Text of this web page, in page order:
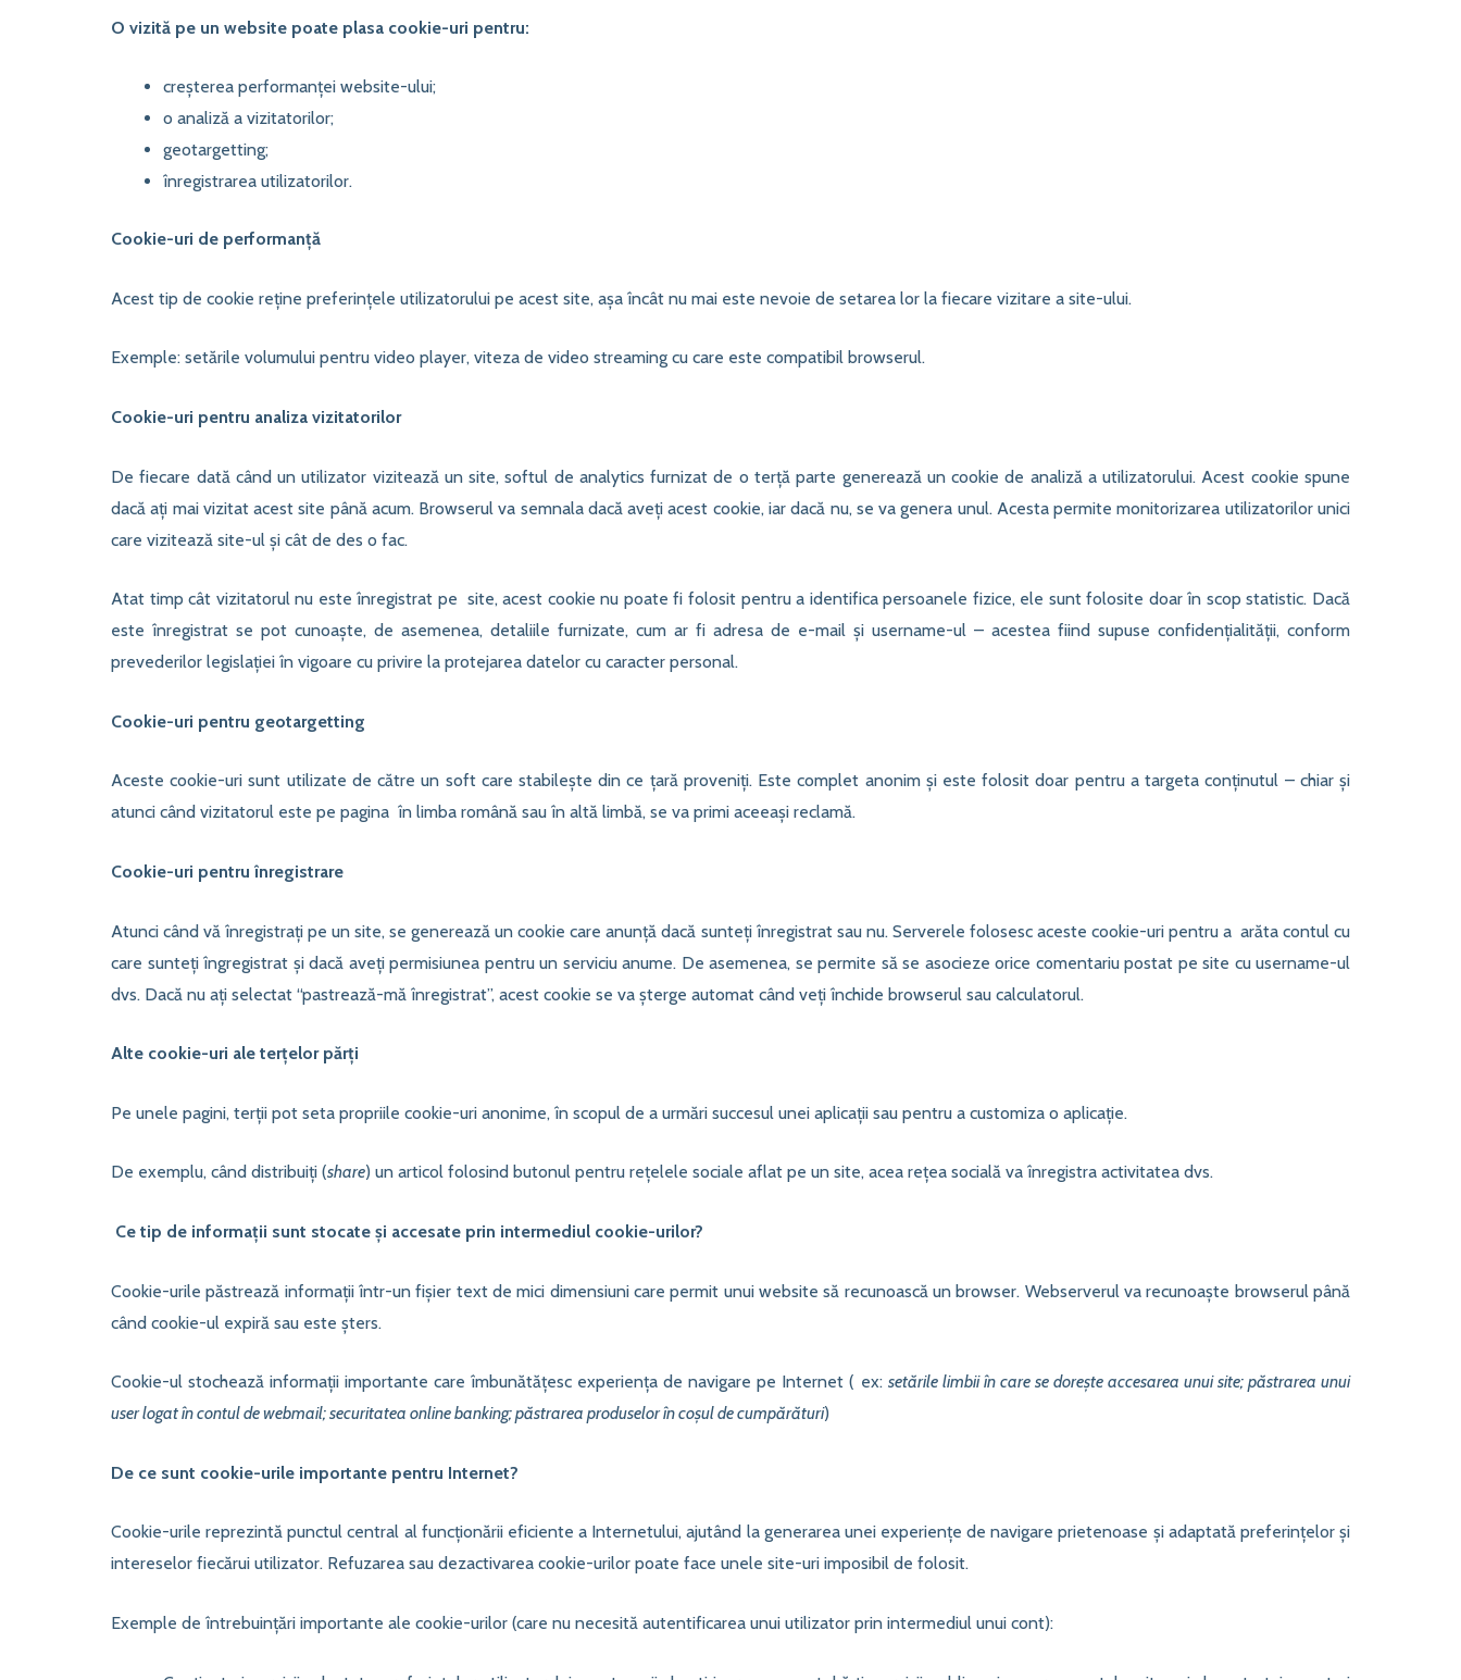
O vizită pe un website poate plasa cookie-uri pentru:
creșterea performanței website-ului;
o analiză a vizitatorilor;
geotargetting;
înregistrarea utilizatorilor.
Cookie-uri de performanță
Acest tip de cookie reține preferințele utilizatorului pe acest site, așa încât nu mai este nevoie de setarea lor la fiecare vizitare a site-ului.
Exemple: setările volumului pentru video player, viteza de video streaming cu care este compatibil browserul.
Cookie-uri pentru analiza vizitatorilor
De fiecare dată când un utilizator vizitează un site, softul de analytics furnizat de o terță parte generează un cookie de analiză a utilizatorului. Acest cookie spune
dacă ați mai vizitat acest site până acum. Browserul va semnala dacă aveți acest cookie, iar dacă nu, se va genera unul. Acesta permite monitorizarea utilizatorilor unici
care vizitează site-ul și cât de des o fac.
Atat timp cât vizitatorul nu este înregistrat pe site, acest cookie nu poate fi folosit pentru a identifica persoanele fizice, ele sunt folosite doar în scop statistic. Dacă
este înregistrat se pot cunoaște, de asemenea, detaliile furnizate, cum ar fi adresa de e-mail și username-ul – acestea fiind supuse confidențialității, conform
prevederilor legislației în vigoare cu privire la protejarea datelor cu caracter personal.
Cookie-uri pentru geotargetting
Aceste cookie-uri sunt utilizate de către un soft care stabilește din ce țară proveniți. Este complet anonim și este folosit doar pentru a targeta conținutul – chiar și
atunci când vizitatorul este pe pagina în limba română sau în altă limbă, se va primi aceeași reclamă.
Cookie-uri pentru înregistrare
Atunci când vă înregistrați pe un site, se generează un cookie care anunță dacă sunteți înregistrat sau nu. Serverele folosesc aceste cookie-uri pentru a arăta contul cu
care sunteți îngregistrat și dacă aveți permisiunea pentru un serviciu anume. De asemenea, se permite să se asocieze orice comentariu postat pe site cu username-ul
dvs. Dacă nu ați selectat “pastrează-mă înregistrat”, acest cookie se va șterge automat când veți închide browserul sau calculatorul.
Alte cookie-uri ale terțelor părți
Pe unele pagini, terții pot seta propriile cookie-uri anonime, în scopul de a urmări succesul unei aplicații sau pentru a customiza o aplicație.
De exemplu, când distribuiți (share) un articol folosind butonul pentru rețelele sociale aflat pe un site, acea rețea socială va înregistra activitatea dvs.
Ce tip de informații sunt stocate și accesate prin intermediul cookie-urilor?
Cookie-urile păstrează informații într-un fișier text de mici dimensiuni care permit unui website să recunoască un browser. Webserverul va recunoaște browserul până
când cookie-ul expiră sau este șters.
Cookie-ul stochează informații importante care îmbunătățesc experiența de navigare pe Internet ( ex: setările limbii în care se dorește accesarea unui site; păstrarea unui
user logat în contul de webmail; securitatea online banking; păstrarea produselor în coșul de cumpărături)
De ce sunt cookie-urile importante pentru Internet?
Cookie-urile reprezintă punctul central al funcționării eficiente a Internetului, ajutând la generarea unei experiențe de navigare prietenoase și adaptată preferințelor și
intereselor fiecărui utilizator. Refuzarea sau dezactivarea cookie-urilor poate face unele site-uri imposibil de folosit.
Exemple de întrebuințări importante ale cookie-urilor (care nu necesită autentificarea unui utilizator prin intermediul unui cont):